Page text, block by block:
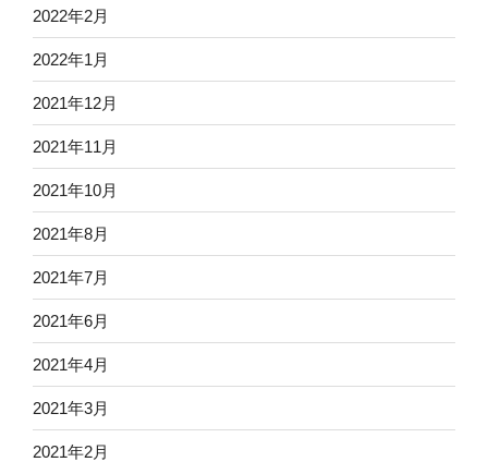
2022年2月
2022年1月
2021年12月
2021年11月
2021年10月
2021年8月
2021年7月
2021年6月
2021年4月
2021年3月
2021年2月